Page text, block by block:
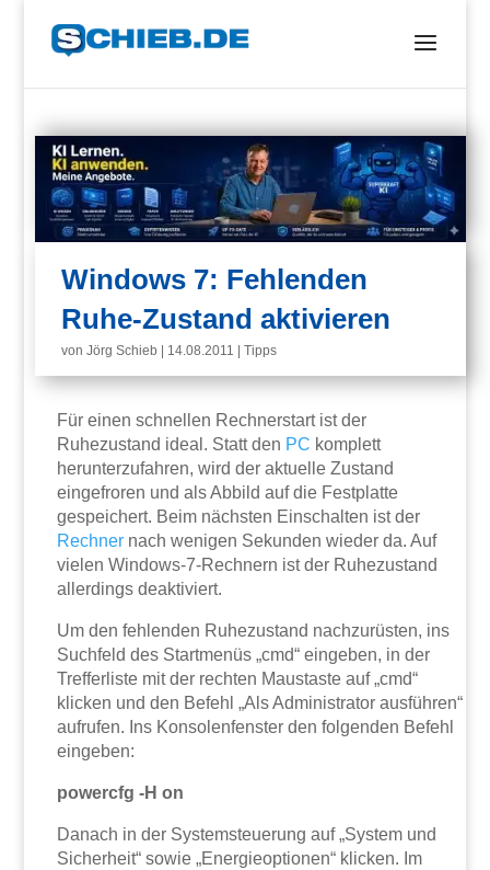
Windows 7: Fehlenden
Ruhe-Zustand aktivieren
vonJörg Schieb 14.08.2011 |Tipps
Für einen schnellen Rechnerstart ist der
Ruhezustand ideal. Statt den PC komplett
herunterzufahren, wird der aktuelle Zustand
eingefroren und als Abbild auf die Festplatte
gespeichert. Beim nächsten Einschalten ist der
Rechner nach wenigen Sekunden wieder da. Auf
vielen Windows-7-Rechnern ist der Ruhezustand
allerdings deaktiviert.
Um den fehlenden Ruhezustand nachzurüsten, ins
Suchfeld des Startmenüs „cmd“ eingeben, in der
Trefferliste mit der rechten Maustaste auf „cmd“
klicken und den Befehl „Als Administrator ausführen“
aufrufen. Ins Konsolenfenster den folgenden Befehl
eingeben:
powercfg -H on
Danach in der Systemsteuerung auf „System und
Sicherheit“ sowie „Energieoptionen“ klicken. Im